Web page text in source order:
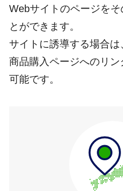
Webサイトのページを
とができます。
サイトに誘導する場合
商品購入ページへのリ
可能です。